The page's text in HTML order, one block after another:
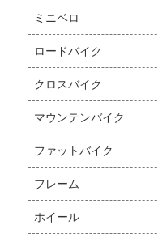
ミニベロ
ロードバイク
クロスバイク
マウンテンバイク
ファットバイク
フレーム
ホイール